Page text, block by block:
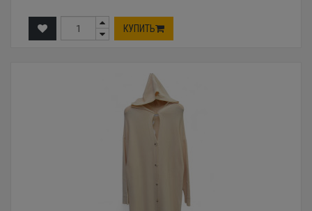
КУПИТЬ